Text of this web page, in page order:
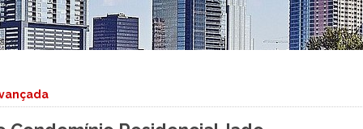
Belvedere
Bliss Itapeti
Condominio Edificio Gregorio